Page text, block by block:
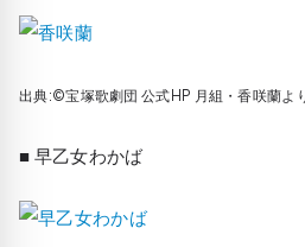
出典:©宝塚歌劇団 公式HP 月組・香咲蘭よ
■ 早乙女わかば